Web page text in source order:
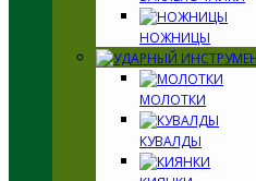
НОЖНИЦЫ
МОЛОТКИ
КУВАЛДЫ